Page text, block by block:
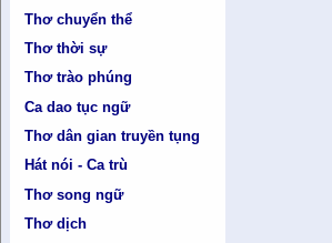
Thơ chuyển thể
Thơ thời sự
Thơ trào phúng
Ca dao tục ngữ
Thơ dân gian truyền tụng
Hát nói - Ca trù
Thơ song ngữ
Thơ dịch